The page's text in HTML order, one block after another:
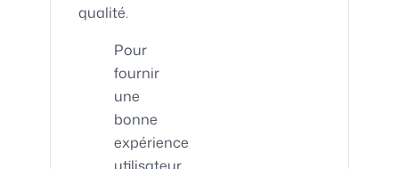
qualité.
Pour
fournir
une
bonne
expérience